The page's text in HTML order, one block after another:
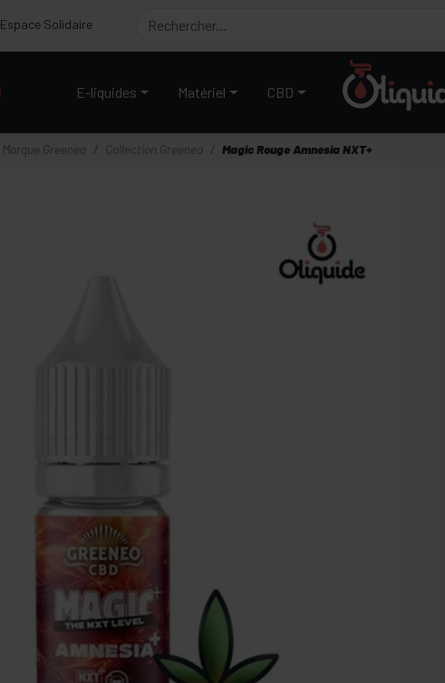
Espace Solidaire
E-liquides Matériel CBD
Marque Greeneo Collection Greeneo Magic Rouge Amnesia NXT+